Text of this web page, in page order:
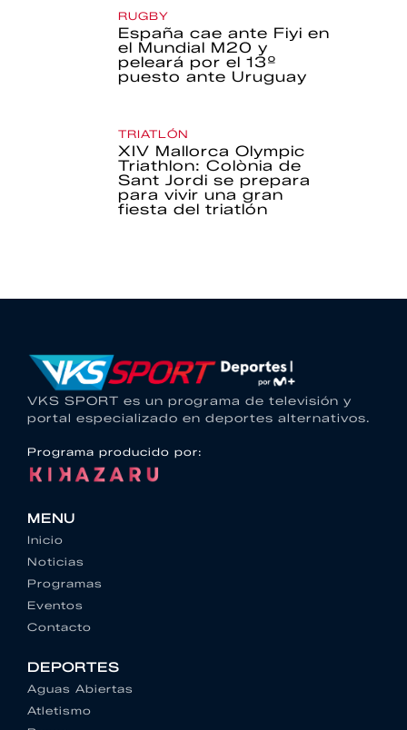
RUGBY
España cae ante Fiyi en
el Mundial M20 y
peleará por el 13º
puesto ante Uruguay
TRIATLÓN
XIV Mallorca Olympic
Triathlon: Colònia de
Sant Jordi se prepara
para vivir una gran
fiesta del triatlón
VKS SPORT es un programa de televisión y
portal especializado en deportes alternativos.
Programa producido por:
MENU
Inicio
Noticias
Programas
Eventos
Contacto
DEPORTES
Aguas Abiertas
Atletismo